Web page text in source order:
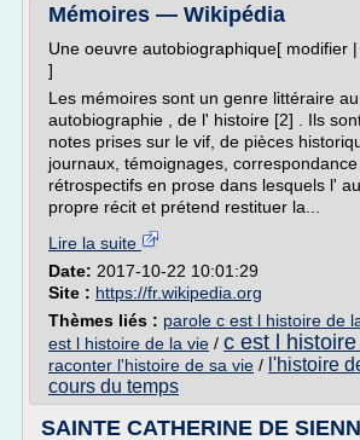
Mémoires — Wikipédia
Une oeuvre autobiographique[ modifier
]
Les mémoires sont un genre littéraire
autobiographie , de l' histoire [2] . Ils
notes prises sur le vif, de pièces
journaux, témoignages,
rétrospectifs en prose dans lesquels l'
propre récit et prétend restituer la...
Lire la suite
Date: 2017-10-22 10:01:29
Site : https://fr.wikipedia.org
Thèmes liés : parole c est l histoire de
est l histoire de la vie / c est l
raconter l'histoire de sa vie / l'histoire
cours du temps
SAINTE CATHERINE DE